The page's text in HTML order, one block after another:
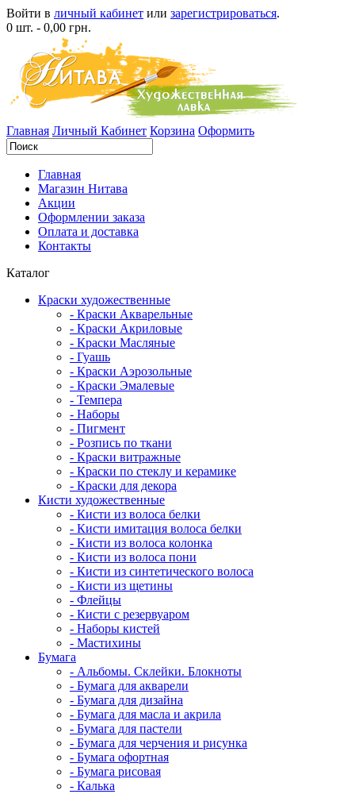
Войти в личный кабинет или зарегистрироваться.
0 шт. - 0,00 грн.
Главная Личный Кабинет Корзина Оформить
Главная
Магазин Нитава
Акции
Оформлении заказа
Оплата и доставка
Контакты
Каталог
Краски художественные
- Краски Акварельные
- Краски Акриловые
- Краски Масляные
- Гуашь
- Краски Аэрозольные
- Краски Эмалевые
- Темпера
- Наборы
- Пигмент
- Розпись по ткани
- Краски витражные
- Краски по стеклу и керамике
- Краски для декора
Кисти художественные
- Кисти из волоса белки
- Кисти имитация волоса белки
- Кисти из волоса колонка
- Кисти из волоса пони
- Кисти из синтетического волоса
- Кисти из щетины
- Флейцы
- Кисти с резервуаром
- Наборы кистей
- Мастихины
Бумага
- Альбомы. Склейки. Блокноты
- Бумага для акварели
- Бумага для дизайна
- Бумага для масла и акрила
- Бумага для пастели
- Бумага для черчения и рисунка
- Бумага офортная
- Бумага рисовая
- Калька